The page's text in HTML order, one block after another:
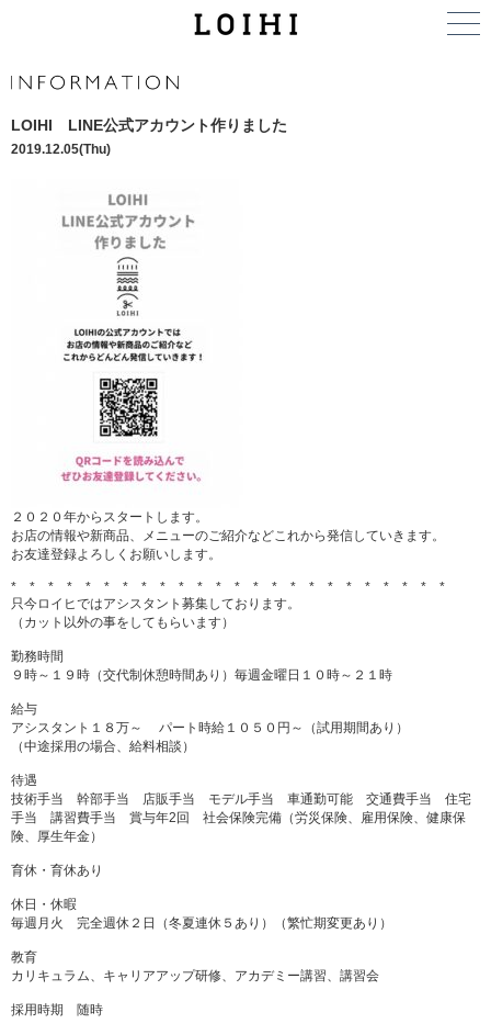
LOIHI LINE公式アカウント作りました
2019.12.05(Thu)
２０２０年からスタートします。
お店の情報や新商品、メニューのご紹介などこれから発信していきます。
お友達登録よろしくお願いします。
* * * * * * * * * * * * * * * * * * * * * * * *
只今ロイヒではアシスタント募集しております。
（カット以外の事をしてもらいます）
勤務時間
９時～１９時（交代制休憩時間あり）毎週金曜日１０時～２１時
給与
アシスタント１８万～ パート時給１０５０円～（試用期間あり）
（中途採用の場合、給料相談）
待遇
技術手当 幹部手当 店販手当 モデル手当 車通勤可能 交通費手当 住宅
手当 講習費手当 賞与年2回 社会保険完備（労災保険、雇用保険、健康保
険、厚生年金）
育休・育休あり
休日・休暇
毎週月火 完全週休２日（冬夏連休５あり）（繁忙期変更あり）
教育
カリキュラム、キャリアアップ研修、アカデミー講習、講習会
採用時期 随時